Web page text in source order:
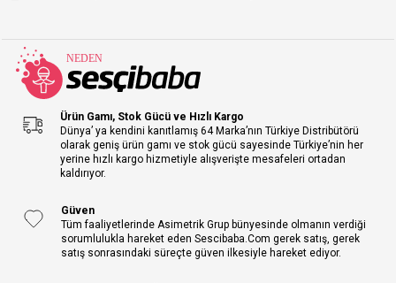
Ürün Gamı, Stok Gücü ve Hızlı Kargo
Dünya’ ya kendini kanıtlamış 64 Marka’nın Türkiye Distribütörü
olarak geniş ürün gamı ve stok gücü sayesinde Türkiye’nin her
yerine hızlı kargo hizmetiyle alışverişte mesafeleri ortadan
kaldırıyor.
Güven
Tüm faaliyetlerinde Asimetrik Grup bünyesinde olmanın verdiği
sorumlulukla hareket eden Sescibaba.Com gerek satış, gerek
satış sonrasındaki süreçte güven ilkesiyle hareket ediyor.